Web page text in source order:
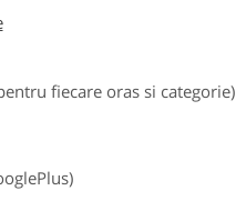
fiecare oras si categorie)